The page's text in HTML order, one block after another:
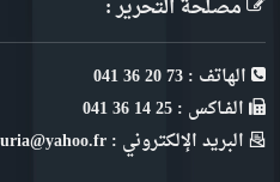
مصلحة التحرير :
الهاتف : 73 20 36 041
الفـاكس : 25 14 36 041
البريد الإلكتروني : djoumhouria@yahoo.fr